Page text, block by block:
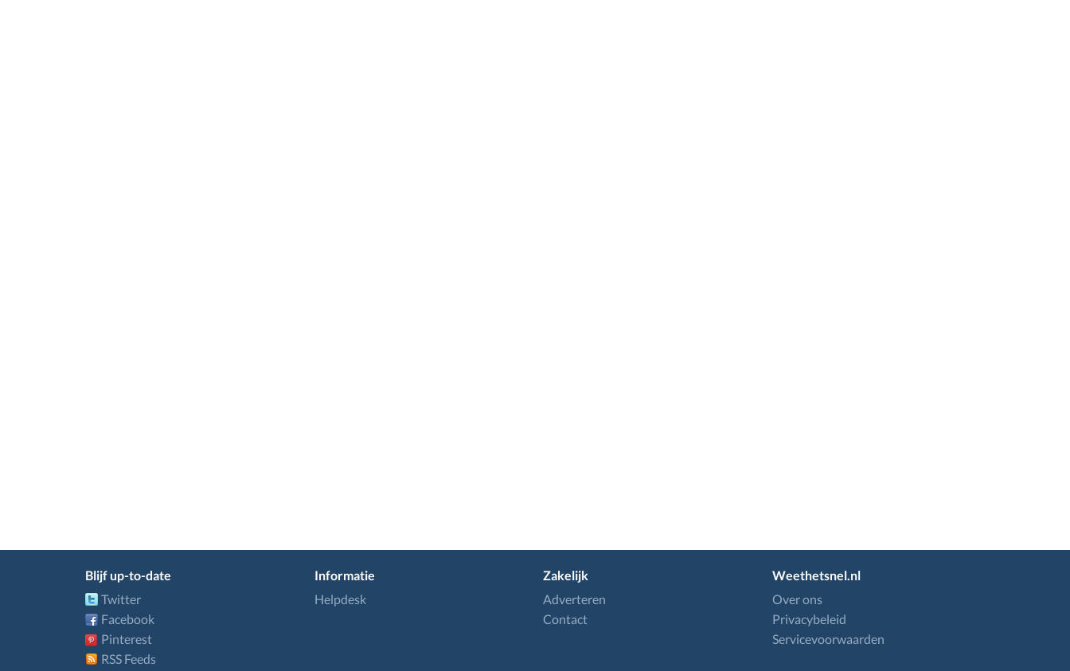
Blijf up-to-date
Twitter
Facebook
Pinterest
RSS Feeds
Informatie
Helpdesk
Zakelijk
Adverteren
Contact
Weethetsnel.nl
Over ons
Privacybeleid
Servicevoorwaarden